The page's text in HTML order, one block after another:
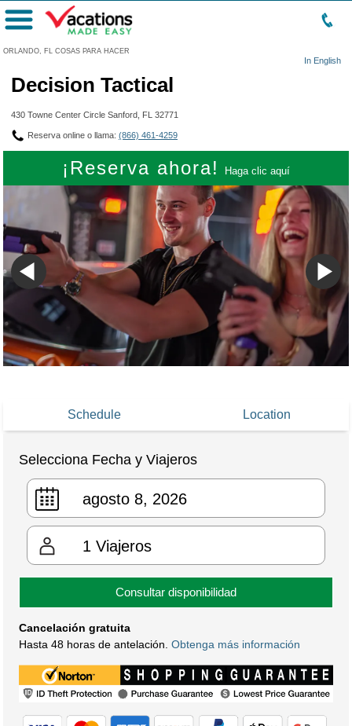
ORLANDO, FL COSAS PARA HACER
In English
Menú
Decision Tactical
430 Towne Center Circle Sanford, FL 32771
Reserva online o llama: (866) 461-4259
¡Reserva ahora! Haga clic aquí
Schedule Location
Selecciona Fecha y Viajeros
1 Viajeros
Consultar disponibilidad
Cancelación gratuita
Hasta 48 horas de antelación. Obtenga más información